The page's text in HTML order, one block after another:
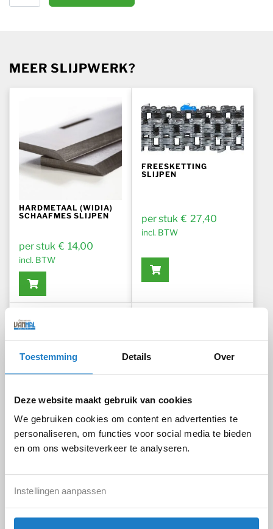
Toestemming Details Over
Deze website maakt gebruik van cookies
We gebruiken cookies om content en advertenties te
personaliseren, om functies voor social media te bieden
en om ons websiteverkeer te analyseren.
Instellingen aanpassen
MEER SLIJPWERK?
HARDMETAAL (WIDIA)
SCHAAFMES SLIJPEN
€ 14,00
incl. BTW
FREESKETTING
SLIJPEN
€ 27,40
incl. BTW
HSS/HM
VINGER/RUWFREES
SLIJPEN
€
€
Dit product heeft meerdere variaties. Deze optie kan
€
€